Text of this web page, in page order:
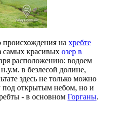
на хребте
красивых озер в
расположению: водоем
в безлесой долине,
здесь не только можно
под открытым небом, но и
- в основном Горганы.